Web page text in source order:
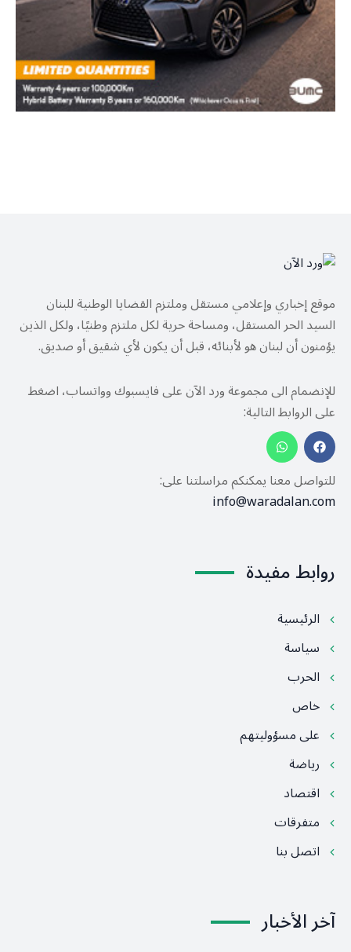
موقع إخباري وإعلامي مستقل وملتزم القضايا الوطنية للبنان
السيد الحر المستقل، ومساحة حرية لكل ملتزم وطنيًا، ولكل الذين
يؤمنون أن لبنان هو لأبنائه، قبل أن يكون لأي شقيق أو صديق.
للإنضمام الى مجموعة ورد الآن على فايسبوك وواتساب، اضغط
على الروابط التالية:
للتواصل معنا يمكنكم مراسلتنا على:
info@waradalan.com
روابط مفيدة
الرئيسية
سياسة
الحرب
خاص
على مسؤوليتهم
رياضة
اقتصاد
متفرقات
اتصل بنا
آخر الأخبار